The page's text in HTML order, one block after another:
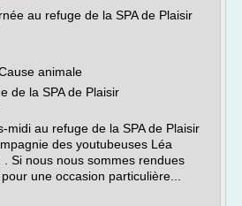
au refuge de la SPA de Plaisir
animale
de la SPA de Plaisir
midi au refuge de la SPA de Plaisir
des youtubeuses Léa
. Si nous nous sommes rendues
une occasion particulière...